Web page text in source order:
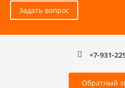
Задать вопрос
+7-931-
Обратный